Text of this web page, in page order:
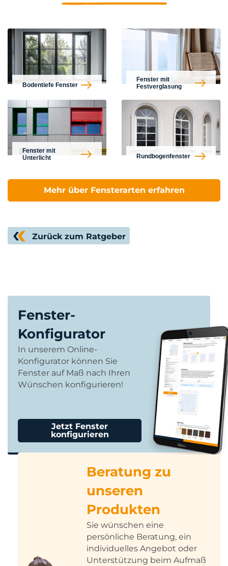
Bodentiefe Fenster
Fenster mit
Festverglasung
Fenster mit
Unterlicht
Rundbogenfenster
Mehr über Fensterarten erfahren
Zurück zum Ratgeber
Fenster-
Konfigurator
In unserem Online-
Konfigurator können Sie
Fenster auf Maß nach Ihren
Wünschen konfigurieren!
Jetzt Fenster
konfigurieren
Beratung zu
unseren
Produkten
Sie wünschen eine
persönliche Beratung, ein
individuelles Angebot oder
Unterstützung beim Aufmaß